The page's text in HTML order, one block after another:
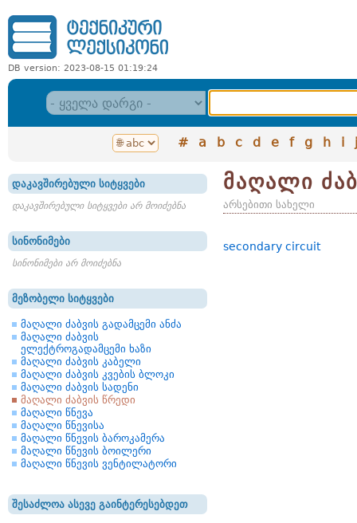
DB version: 2023-08-15 01:19:24
# a b c d e f g h i j
დაკავშირებული სიტყვები
დაკავშირებული სიტყვები არ მოიძებნა
სინონიმები
სინონიმები არ მოიძებნა
მეზობელი სიტყვები
მაღალი ძაბვის გადამცემი ანძა
მაღალი ძაბვის
ელექტროგადამცემი ხაზი
მაღალი ძაბვის კაბელი
მაღალი ძაბვის კვების ბლოკი
მაღალი ძაბვის სადენი
მაღალი ძაბვის წრედი
მაღალი წნევა
მაღალი წნევისა
მაღალი წნევის ბაროკამერა
მაღალი წნევის ბოილერი
მაღალი წნევის ვენტილატორი
შესაძლოა ასევე გაინტერესებდეთ
მაღალი
არსებითი სახელი
secondary circuit